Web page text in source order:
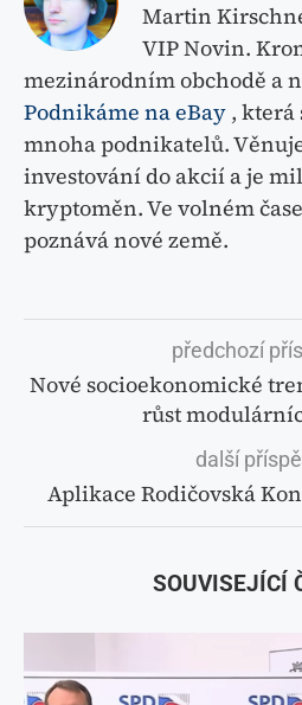
Martin
VIP Novin.
mezinárodním obchodě a
Podnikáme na eBay , která
mnoha podnikatelů.
investování do akcií a je
kryptoměn. Ve volném
poznává nové země.
předchozí
Nové socioekonomické
růst
další
Aplikace Rodičovská
SOUVISEJÍCÍ